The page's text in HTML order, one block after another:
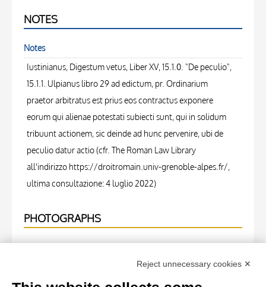
NOTES
Notes
Iustinianus, Digestum vetus, Liber XV, 15.1.0. "De peculio",
15.1.1. Ulpianus libro 29 ad edictum, pr. Ordinarium
praetor arbitratus est prius eos contractus exponere
eorum qui alienae potestati subiecti sunt, qui in solidum
tribuunt actionem, sic deinde ad hunc pervenire, ubi de
peculio datur actio (cfr. The Roman Law Library
all'indirizzo https://droitromain.univ-grenoble-alpes.fr/,
ultima consultazione: 4 luglio 2022)
PHOTOGRAPHS
Photo Entry
Università di Pisa. Dipartimento di Storia delle Arti ,
Anonimo italiano - sec. XIV, inizio - Lucca, Biblioteca
Reject unnecessary cookies ✕